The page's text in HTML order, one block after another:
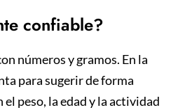
confiable?
números y gramos. En la
para sugerir de forma
peso, la edad y la actividad